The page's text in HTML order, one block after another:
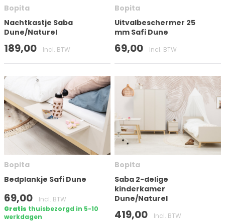
Bopita
Nachtkastje Saba
Dune/Naturel
189,00 Incl. BTW
Bopita
Uitvalbeschermer 25
mm Safi Dune
69,00 Incl. BTW
Bopita
Bedplankje Safi Dune
69,00
Incl. BTW
Gratis thuisbezorgd in 5-10
werkdagen
Bopita
Saba 2-delige
kinderkamer
Dune/Naturel
419,00 Incl. BTW